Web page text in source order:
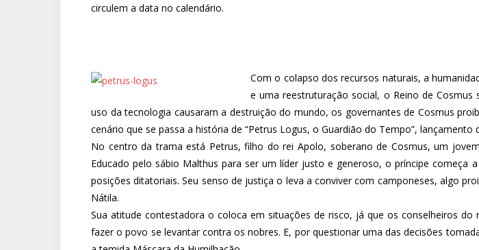
circulem a data no calendário.
Com o colapso dos recursos naturais, a
e uma reestruturação social, o Reino de
uso da tecnologia causaram a destruição do mundo, os governantes de Cosmus
cenário que se passa a história de “Petrus Logus, o Guardião do Tempo”,
No centro da trama está Petrus, filho do rei Apolo, soberano de Cosmus, um
Educado pelo sábio Malthus para ser um líder justo e generoso, o príncipe
posições ditatoriais. Seu senso de justiça o leva a conviver com camponeses, algo
Nátila.
Sua atitude contestadora o coloca em situações de risco, já que os conselheiros
fazer o povo se levantar contra os nobres. E, por questionar uma das decisões